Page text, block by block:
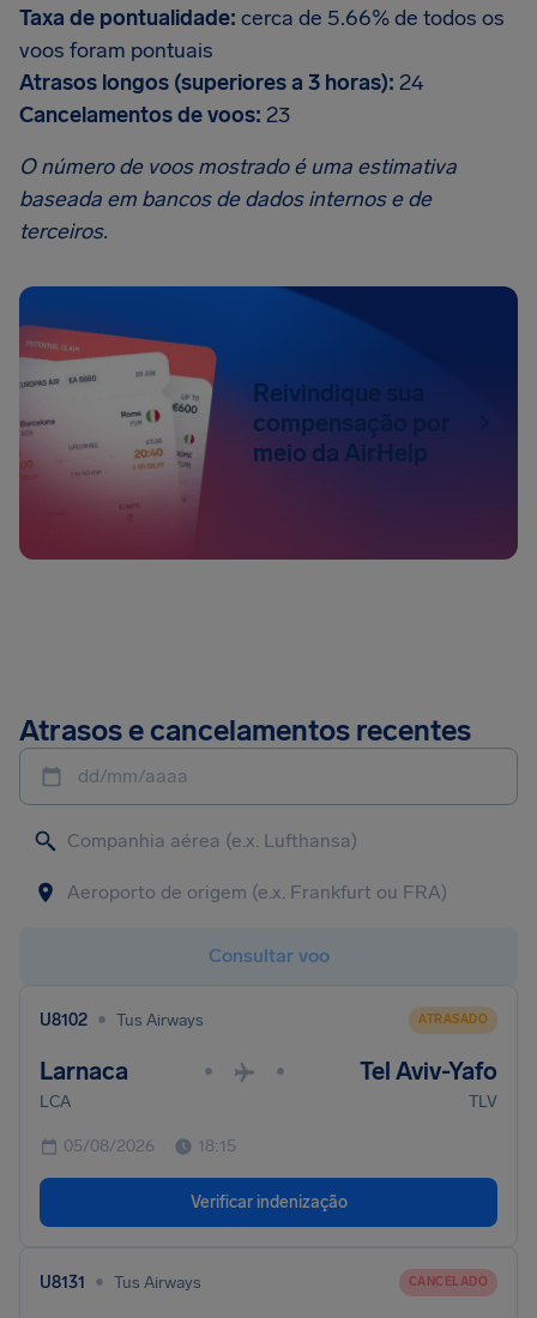
Taxa de pontualidade: cerca de 5.66% de todos os
voos foram pontuais
Atrasos longos (superiores a 3 horas): 24
Cancelamentos de voos: 23
O número de voos mostrado é uma estimativa
baseada em bancos de dados internos e de
terceiros.
Reivindique sua
compensação por
meio da AirHelp
Atrasos e cancelamentos recentes
dd/mm/aaaa
Consultar voo
U8102 • Tus Airways ATRASADO
Larnaca • • Tel Aviv-Yafo
LCA TLV
05/08/2026 18:15
Verificar indenização
U8131 • Tus Airways CANCELADO